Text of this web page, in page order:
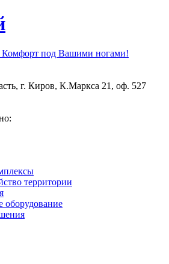
Комфорт под Вашими ногами!
г. Киров, К.Маркса 21, оф. 527
территории
оборудование